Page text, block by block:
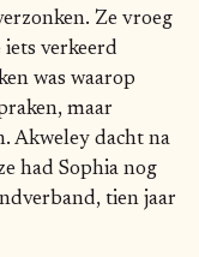
Ze vroeg
verkeerd
was waarop
maar
Akweley dacht na
had Sophia nog
tien jaar